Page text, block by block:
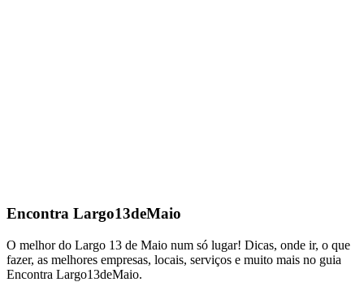
Encontra Largo13deMaio
O melhor do Largo 13 de Maio num só lugar! Dicas, onde ir, o que
fazer, as melhores empresas, locais, serviços e muito mais no guia
Encontra Largo13deMaio.